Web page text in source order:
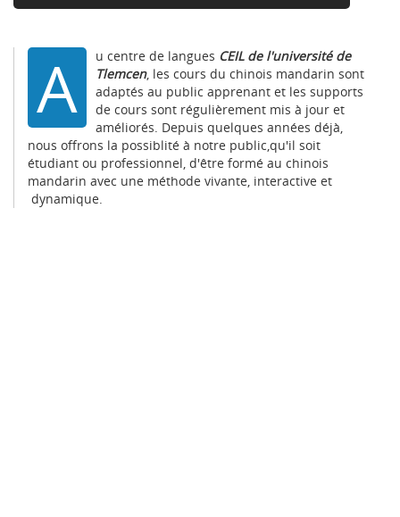
A u centre de langues CEIL de l'université de
Tlemcen, les cours du chinois mandarin sont
adaptés au public apprenant et les supports
de cours sont régulièrement mis à jour et
améliorés. Depuis quelques années déjà,
nous offrons la possiblité à notre public,qu'il soit
étudiant ou professionnel, d'être formé au chinois
mandarin avec une méthode vivante, interactive et
dynamique.